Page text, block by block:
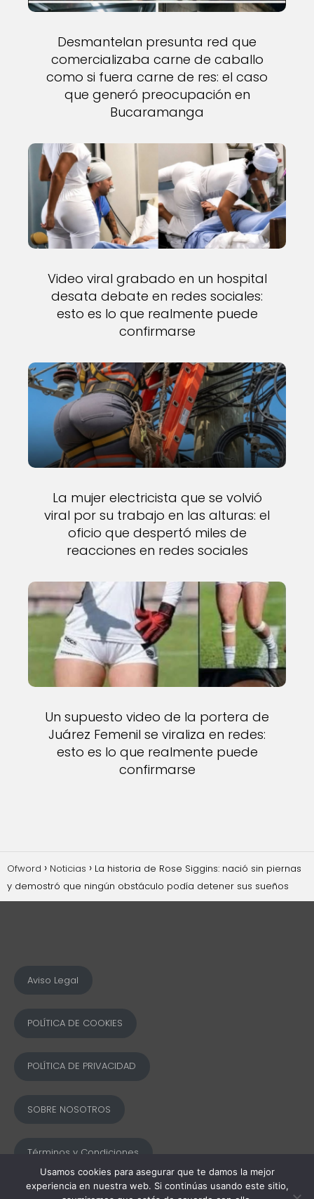
Desmantelan presunta red que
comercializaba carne de caballo
como si fuera carne de res: el caso
que generó preocupación en
Bucaramanga
Video viral grabado en un hospital
desata debate en redes sociales:
esto es lo que realmente puede
confirmarse
La mujer electricista que se volvió
viral por su trabajo en las alturas: el
oficio que despertó miles de
reacciones en redes sociales
Un supuesto video de la portera de
Juárez Femenil se viraliza en redes:
esto es lo que realmente puede
confirmarse
Ofword Noticias
La historia de Rose Siggins: nació sin piernas
y demostró que ningún obstáculo podía detener sus sueños
Aviso Legal
POLÍTICA DE COOKIES
POLÍTICA DE PRIVACIDAD
SOBRE NOSOTROS
Términos y Condiciones
© 2025 Ofword Todos los derechos reservados
Usamos cookies para asegurar que te damos la mejor
experiencia en nuestra web. Si continúas usando este sitio,